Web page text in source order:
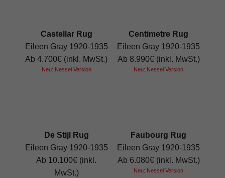
Castellar Rug
Eileen Gray 1920-1935
Ab 4.700€ (inkl. MwSt.)
Neu: Nessel Version
Centimetre Rug
Eileen Gray 1920-1935
Ab 8.990€ (inkl. MwSt.)
Neu: Nessel Version
De Stijl Rug
Eileen Gray 1920-1935
Ab 10.100€ (inkl.
MwSt.)
Faubourg Rug
Eileen Gray 1920-1935
Ab 6.080€ (inkl. MwSt.)
Neu: Nessel Version